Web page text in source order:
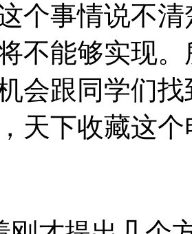
个事情说不
不能够实现
会跟同学们
天下收藏这